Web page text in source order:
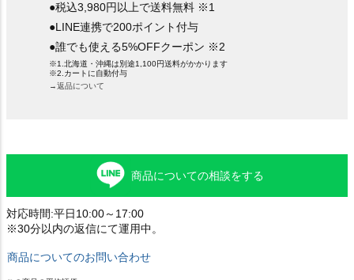
●税込3,980円以上で送料無料 ※1
●LINE連携で200ポイント付与
●誰でも使える5%OFFクーポン ※2
※1.北海道・沖縄は別途1,100円送料がかかります
※2.カートに自動付与
→返品について
商品についての相談をする
対応時間:平日10:00～17:00
※30分以内の返信にて運用中。
商品についてのお問い合わせ